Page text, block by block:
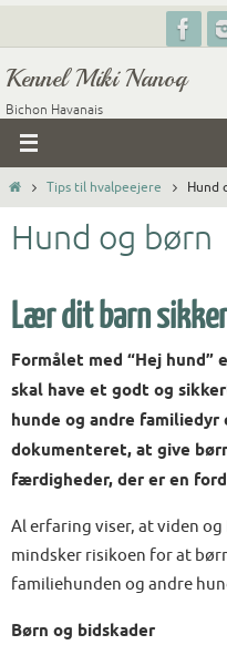
to
content
Kennel Miki Nanoq
Bichon Havanais
HomeTips til hvalpeejere Hund
Hund og børn
Lær dit barn
Formålet med “Hej hund”
skal have et godt og
hunde og andre
dokumenteret, at give
færdigheder, der er en
Al erfaring viser, at viden
mindsker risikoen for at
familiehunden og andre
Børn og bidskader